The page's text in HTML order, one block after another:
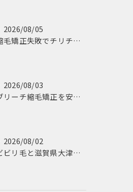
2026/08/05
縮毛矯正失敗でチリチリジリジリの髪をビビり直し専門が丁寧に修復する方法解説
2026/08/03
ブリーチ縮毛矯正を安全に受けるための大阪府対応サロン選びと髪質改善のポイント
2026/08/02
ビビリ毛と滋賀県大津市での他店縮毛矯正失敗をパラゴンヘアーが修復する徹底ガイド